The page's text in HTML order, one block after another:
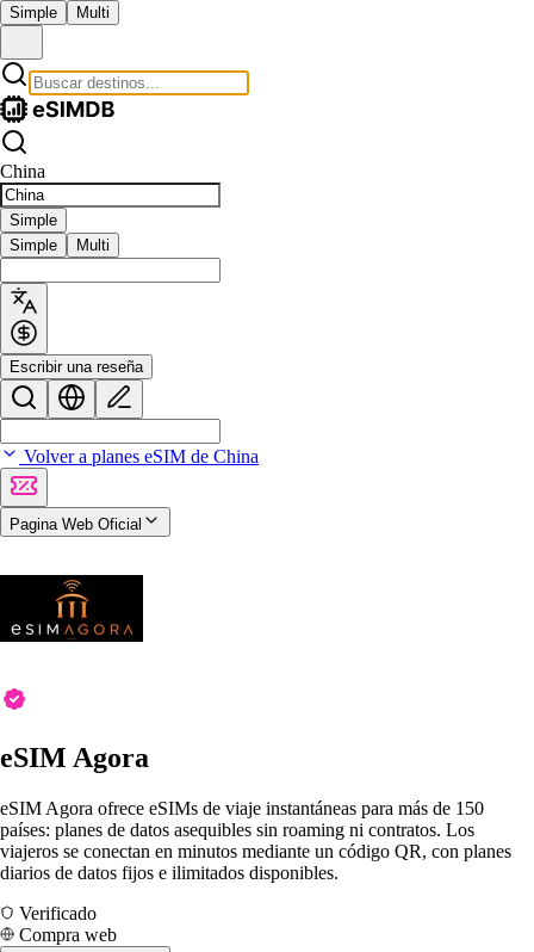
Simple Multi
China
Simple
Simple
Multi
Escribir una reseña
Volver a planes eSIM de China
Pagina Web Oficial
eSIM Agora
eSIM Agora ofrece eSIMs de viaje instantáneas para más de 150
países: planes de datos asequibles sin roaming ni contratos. Los
viajeros se conectan en minutos mediante un código QR, con planes
diarios de datos fijos e ilimitados disponibles.
Verificado
Compra web